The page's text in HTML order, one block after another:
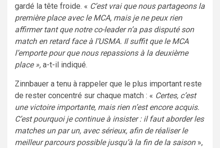
gardé la tête froide. « C’est vrai que nous partageons la
première place avec le MCA, mais je ne peux rien
affirmer tant que notre co-leader n’a pas disputé son
match en retard face à l’USMA. Il suffit que le MCA
l’emporte pour que nous repassions à la deuxième
place », a-t-il indiqué.
Zinnbauer a tenu à rappeler que le plus important reste
de rester concentré sur chaque match : « Certes, c’est
une victoire importante, mais rien n’est encore acquis.
C’est pourquoi je continue à insister : il faut aborder les
matches un par un, avec sérieux, afin de réaliser le
meilleur parcours possible jusqu’à la fin de la saison»,